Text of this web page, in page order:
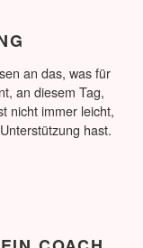
an das, was für
an diesem Tag,
nicht immer leicht,
hast.